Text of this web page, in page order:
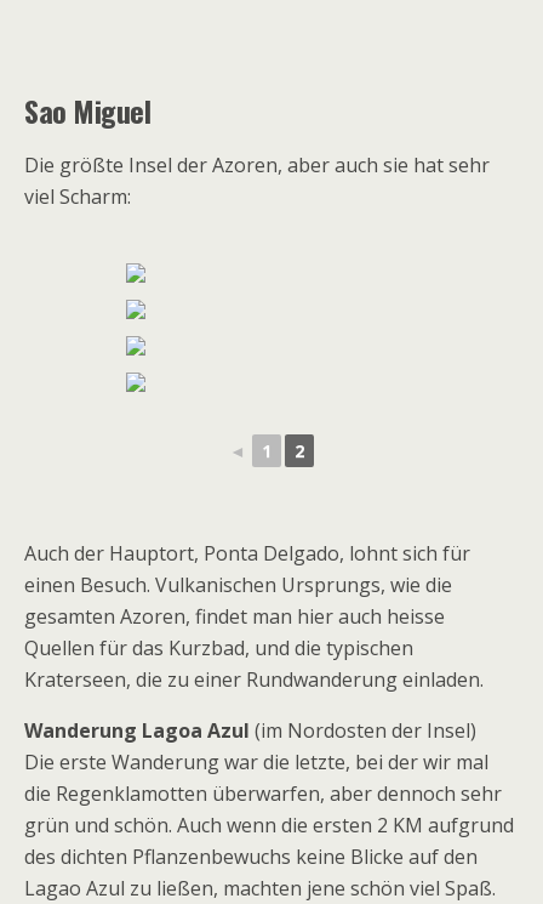
Sao Miguel
Die größte Insel der Azoren, aber auch sie hat sehr
viel Scharm:
◄ 1 2
Auch der Hauptort, Ponta Delgado, lohnt sich für
einen Besuch. Vulkanischen Ursprungs, wie die
gesamten Azoren, findet man hier auch heisse
Quellen für das Kurzbad, und die typischen
Kraterseen, die zu einer Rundwanderung einladen.
Wanderung Lagoa Azul (im Nordosten der Insel)
Die erste Wanderung war die letzte, bei der wir mal
die Regenklamotten überwarfen, aber dennoch sehr
grün und schön. Auch wenn die ersten 2 KM aufgrund
des dichten Pflanzenbewuchs keine Blicke auf den
Lagao Azul zu ließen, machten jene schön viel Spaß.